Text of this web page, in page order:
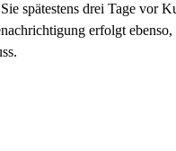
spätestens drei Tage vor
erfolgt ebenso,